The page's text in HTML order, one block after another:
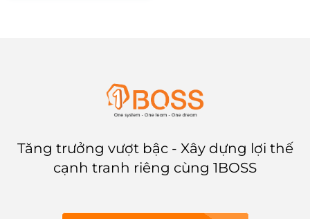
Tăng trưởng vượt bậc - Xây dựng lợi thế
cạnh tranh riêng cùng 1BOSS